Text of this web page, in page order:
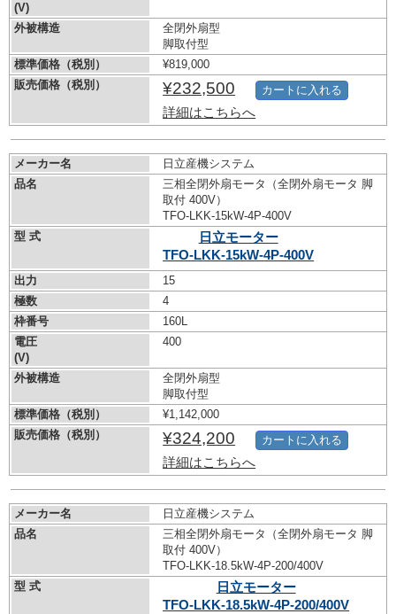
(V)
外被構造
全閉外扇型
脚取付型
標準価格（税別）
¥819,000
販売価格（税別）
¥232,500
詳細はこちらへ
カートに入れる
メーカー名
日立産機システム
品名
三相全閉外扇モータ（全閉外扇モータ 脚
取付 400V）
TFO-LKK-15kW-4P-400V
型 式
日立モーター
TFO-LKK-15kW-4P-400V
出力
15
極数
4
枠番号
160L
電圧
(V)
400
外被構造
全閉外扇型
脚取付型
標準価格（税別）
¥1,142,000
販売価格（税別）
¥324,200
詳細はこちらへ
カートに入れる
メーカー名
日立産機システム
品名
三相全閉外扇モータ（全閉外扇モータ 脚
取付 400V）
TFO-LKK-18.5kW-4P-200/400V
型 式
日立モーター
TFO-LKK-18.5kW-4P-200/400V